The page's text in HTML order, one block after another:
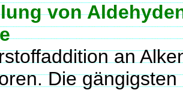
von
an
Die gängigsten